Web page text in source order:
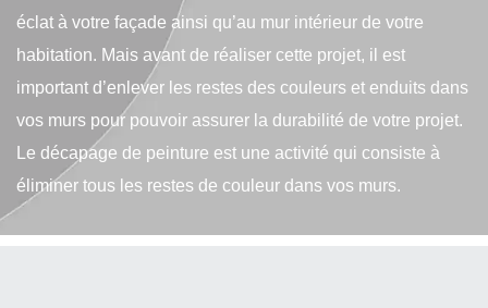
éclat à votre façade ainsi qu’au mur intérieur de votre
habitation. Mais avant de réaliser cette projet, il est
important d’enlever les restes des couleurs et enduits dans
vos murs pour pouvoir assurer la durabilité de votre projet.
Le décapage de peinture est une activité qui consiste à
éliminer tous les restes de couleur dans vos murs.